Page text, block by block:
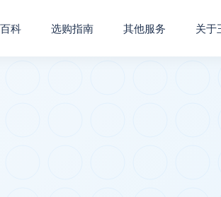
科 选购指南 其他服务 关于